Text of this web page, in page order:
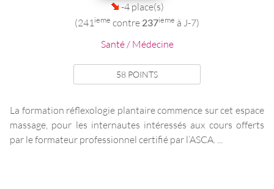
-4 place(s)
(241 ieme contre 237ieme à J-7)
Santé / Médecine
58 POINTS
La formation réflexologie plantaire commence sur cet espace
massage, pour les internautes intéressés aux cours offerts
par le formateur professionnel certifié par l’ASCA. ...